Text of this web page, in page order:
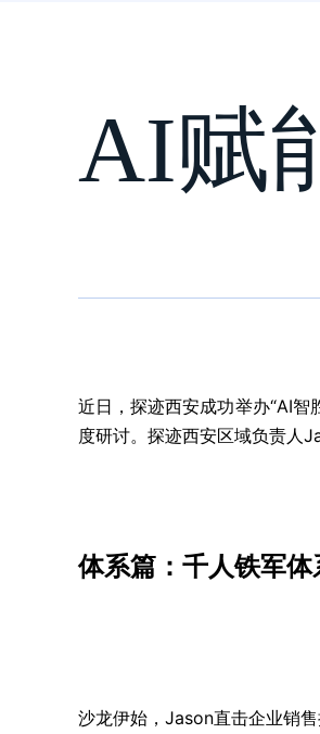
AI赋
近日，探迹西安成功举办“AI智
度研讨。探迹西安区域负责人
体系篇：千人铁军体
沙龙伊始，Jason直击企业销